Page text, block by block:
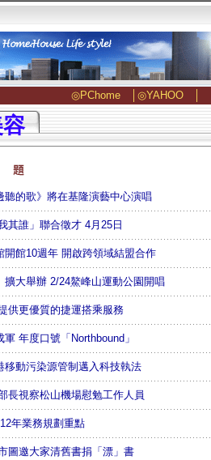
◎PChome│ ◎YAHOO│
聽的歌》將在基隆演藝中心演唱
其誰」聯合徵才 4月25日
開館10週年 開啟跨領域結盟合作
擴大舉辦 2/24鰲峰山運動公園開唱
供更優質的捷運搭乘服務
年度口號「Northbound」
移動污染源管制邁入科技執法
長視察松山機場慰勉工作人員
年業務規劃重點
圖邀大家清舊書捐「漂」書